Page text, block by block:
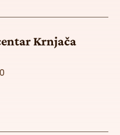
Krnjača